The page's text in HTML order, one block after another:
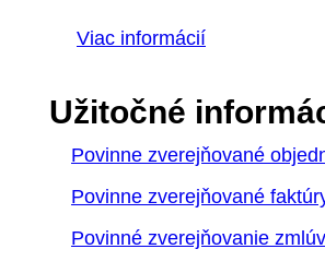
Viac informácií
Užitočné
Povinne zverejňované
Povinne zverejňované
Povinné zverejňovanie zmlúv